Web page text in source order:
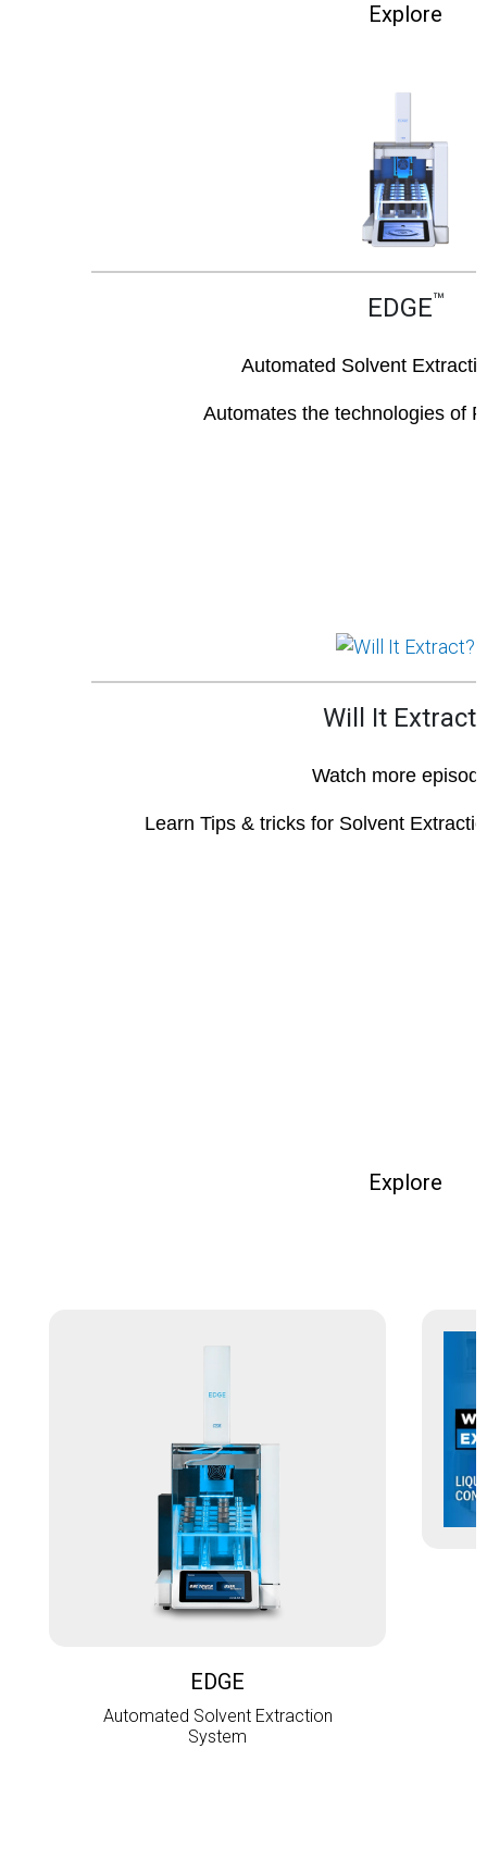
Explore
EDGE™
Automated Solvent
Automates the technologies of
Will It Extract?
Watch more
Learn Tips & tricks for Solvent
Explore
EDGE
Automated Solvent Extraction
System